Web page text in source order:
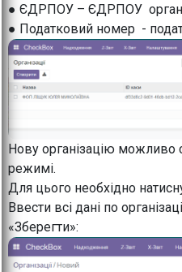
● ЄДРПОУ – ЄДРПОУ
● Податковий номер -
Нову організацію можливо
режимі.
Для цього необхідно
Ввести всі дані по
«Зберегти»: